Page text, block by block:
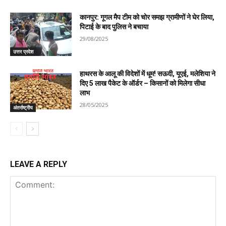
उत्तर प्रदेश
कानपुर: गूगल मैप टीम को चोर समझ ग्रामीणों ने घेर लिया,
पिटाई के बाद पुलिस ने बचाया
29/08/2025
अंतर्राष्ट्रीय
हाथरस के आलू की विदेशों में धूम! सऊदी, यूएई, मलेशिया ने
दिए 5 लाख पैकेट के ऑर्डर – किसानों को मिलेगा सीधा
लाभ
28/05/2025
LEAVE A REPLY